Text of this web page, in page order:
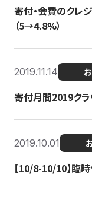
寄付・会費のクレ
（5→4.8%）
2019.11.14
寄付月間2019クラ
2019.10.01
【10/8-10/10】臨